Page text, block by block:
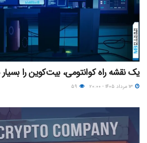
یک نقشه راه کوانتومی، بیت‌کوین را بسیار